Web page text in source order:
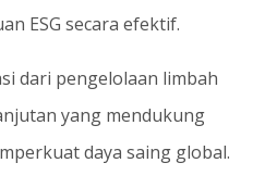
ESG secara efektif.
dari pengelolaan limbah
yang mendukung
daya saing global.